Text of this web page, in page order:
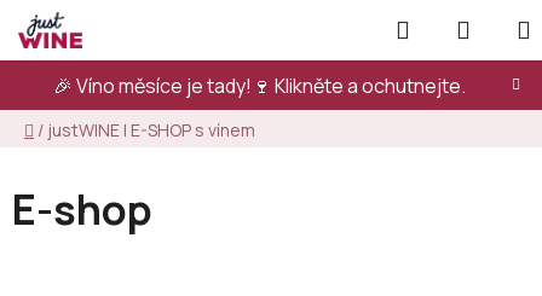
Přejít
na
obsah
🎉 Víno měsíce je tady!🍷 Klikněte a ochutnejte.
Hledat
KOŠÍK
Domů
/ justWINE | E-SHOP s vínem
E-shop